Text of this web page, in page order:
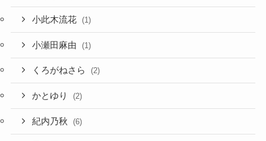
小此木流花 (1)
小瀬田麻由 (1)
くろがねさら (2)
かとゆり (2)
紀内乃秋 (6)